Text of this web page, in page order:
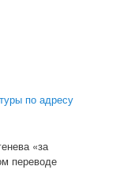
по адресу
«за
переводе